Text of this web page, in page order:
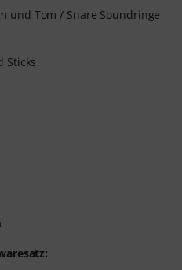
und Tom / Snare Soundringe
Sticks